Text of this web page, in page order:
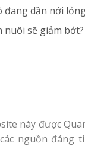
dần nới
sẽ giảm bớt?
này được
nguồn đáng